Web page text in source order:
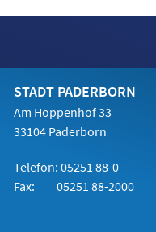
STADT PADERBORN
Am Hoppenhof 33
33104 Paderborn
Telefon: 05251 88-0
Fax: 05251 88-2000